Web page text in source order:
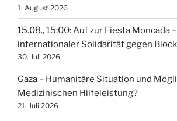
1. August 2026
15.08., 15:00: Auf zur Fiesta Moncada
internationaler Solidarität gegen
30. Juli 2026
Gaza – Humanitäre Situation und
Medizinischen Hilfeleistung?
21. Juli 2026